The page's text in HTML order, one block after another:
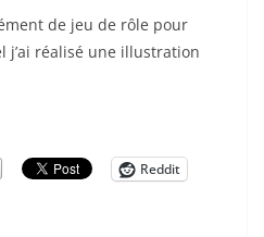
de jeu de rôle pour
j’ai réalisé une illustration
Reddit